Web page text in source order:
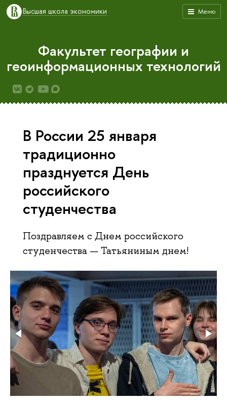
Меню
Высшая школа экономики
Факультет географии и
геоинформационных технологий
В России 25 января
традиционно
празднуется День
российского
студенчества
Поздравляем с Днем российского
студенчества — Татьяниным днем!